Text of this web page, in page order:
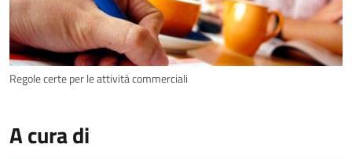
Regole certe per le attività commerciali
A cura di